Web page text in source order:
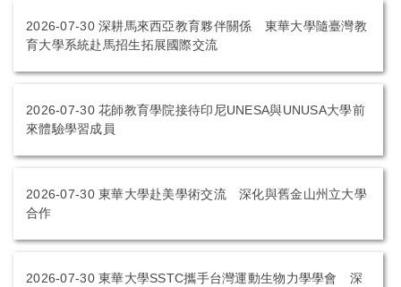
2026-07-30深耕馬來西亞教育夥伴關係 東華大學隨臺灣教
育大學系統赴馬招生拓展國際交流
2026-07-30花師教育學院接待印尼UNESA與UNUSA大學前
來體驗學習成員
2026-07-30東華大學赴美學術交流 深化與舊金山州立大學
合作
2026-07-30東華大學SSTC攜手台灣運動生物力學學會 深